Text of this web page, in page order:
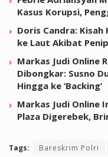
Kasus Korupsi,
Doris Candra:
ke Laut Akibat
Markas Judi Online
Dibongkar: Susno
Hingga ke ‘Backing’
Markas Judi Online
Plaza Digerebek,
Tags: Bareskrim Polri